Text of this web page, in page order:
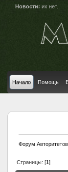
Новости: их нет.
Начало Помощь
Форум
Страницы: [1]